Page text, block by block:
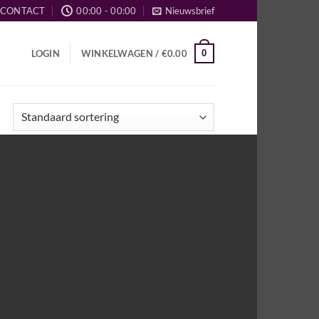
CONTACT 00:00 - 00:00 Nieuwsbrief
LOGIN WINKELWAGEN / €0.00 0